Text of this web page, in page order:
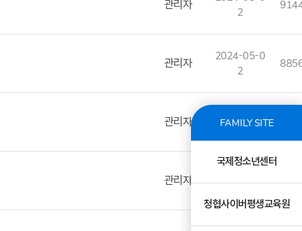
FAMILY SITE
국제청소년센터
청협사이버평생교육원
관리자
2
관리자
2024-05-0
2
관리자
0
관리자